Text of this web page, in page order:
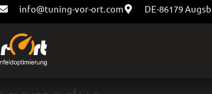
info@tuning-vor-ort.com DE-86179